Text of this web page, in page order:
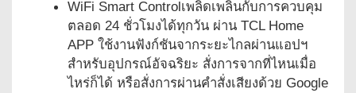
WiFi Smart Controlเพลิดเพลินกับการควบคุม
ตลอด 24 ชั่วโมงได้ทุกวัน ผ่าน TCL Home
APP ใช้งานฟังก์ชันจากระยะไกลผ่านแอปฯ
สําหรับอุปกรณ์อัจฉริยะ สั่งการจากที่ไหนเมื่อ
ไหร่ก็ได้ หรือสั่งการผ่านคำสั่งเสียงด้วย Google